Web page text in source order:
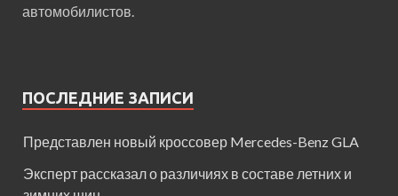
автомобилистов.
ПОСЛЕДНИЕ ЗАПИСИ
Представлен новый кроссовер Mercedes-Benz GLA
Эксперт рассказал о различиях в составе летних и